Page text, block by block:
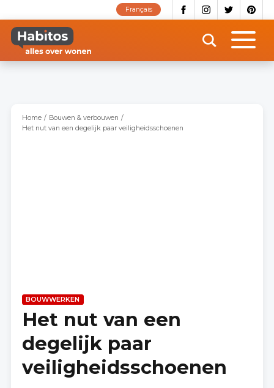
naar
inhoud
gaan
Français
Home
Bouwen & verbouwen
Het nut van een degelijk paar veiligheidsschoenen
BOUWWERKEN
Het nut van een
degelijk paar
veiligheidsschoenen